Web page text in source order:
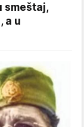
smeštaj,
a u